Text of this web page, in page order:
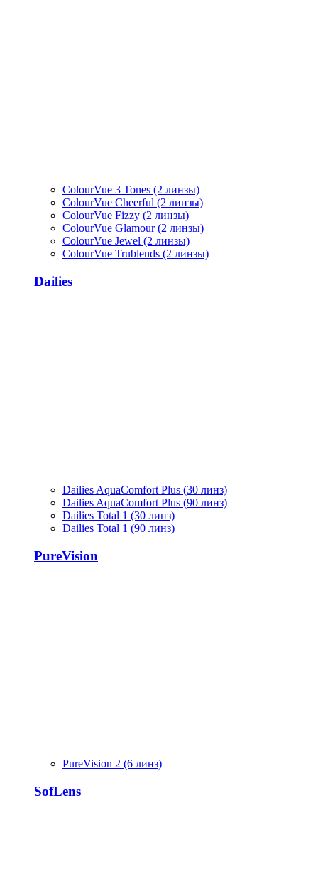
ColourVue 3 Tones (2 линзы)
ColourVue Cheerful (2 линзы)
ColourVue Fizzy (2 линзы)
ColourVue Glamour (2 линзы)
ColourVue Jewel (2 линзы)
ColourVue Trublends (2 линзы)
Dailies
Dailies AquaComfort Plus (30 линз)
Dailies AquaComfort Plus (90 линз)
Dailies Total 1 (30 линз)
Dailies Total 1 (90 линз)
PureVision
PureVision 2 (6 линз)
SofLens